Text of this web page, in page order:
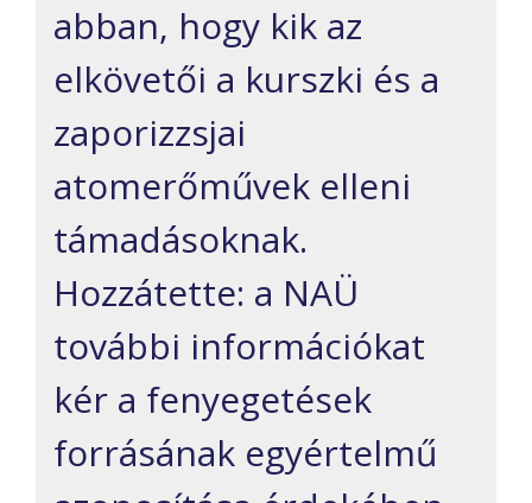
abban, hogy kik az
elkövetői a kurszki és a
zaporizzsjai
atomerőművek elleni
támadásoknak.
Hozzátette: a NAÜ
további információkat
kér a fenyegetések
forrásának egyértelmű